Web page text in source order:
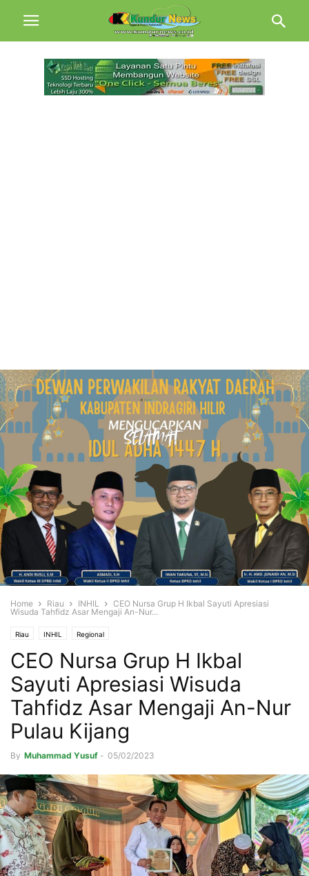
Home Riau INHIL
CEO Nursa Grup H Ikbal Sayuti Apresiasi
Wisuda Tahfidz Asar Mengaji An-Nur...
Riau INHIL Regional
CEO Nursa Grup H Ikbal
Sayuti Apresiasi Wisuda
Tahfidz Asar Mengaji An-Nur
Pulau Kijang
By Muhammad Yusuf - 05/02/2023